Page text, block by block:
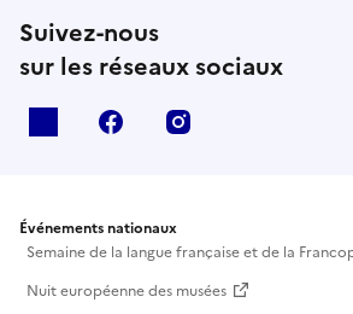
Suivez-nous
sur les réseaux sociaux
facebook
Événements nationaux
Semaine de la langue française et de la
Nuit européenne des musées